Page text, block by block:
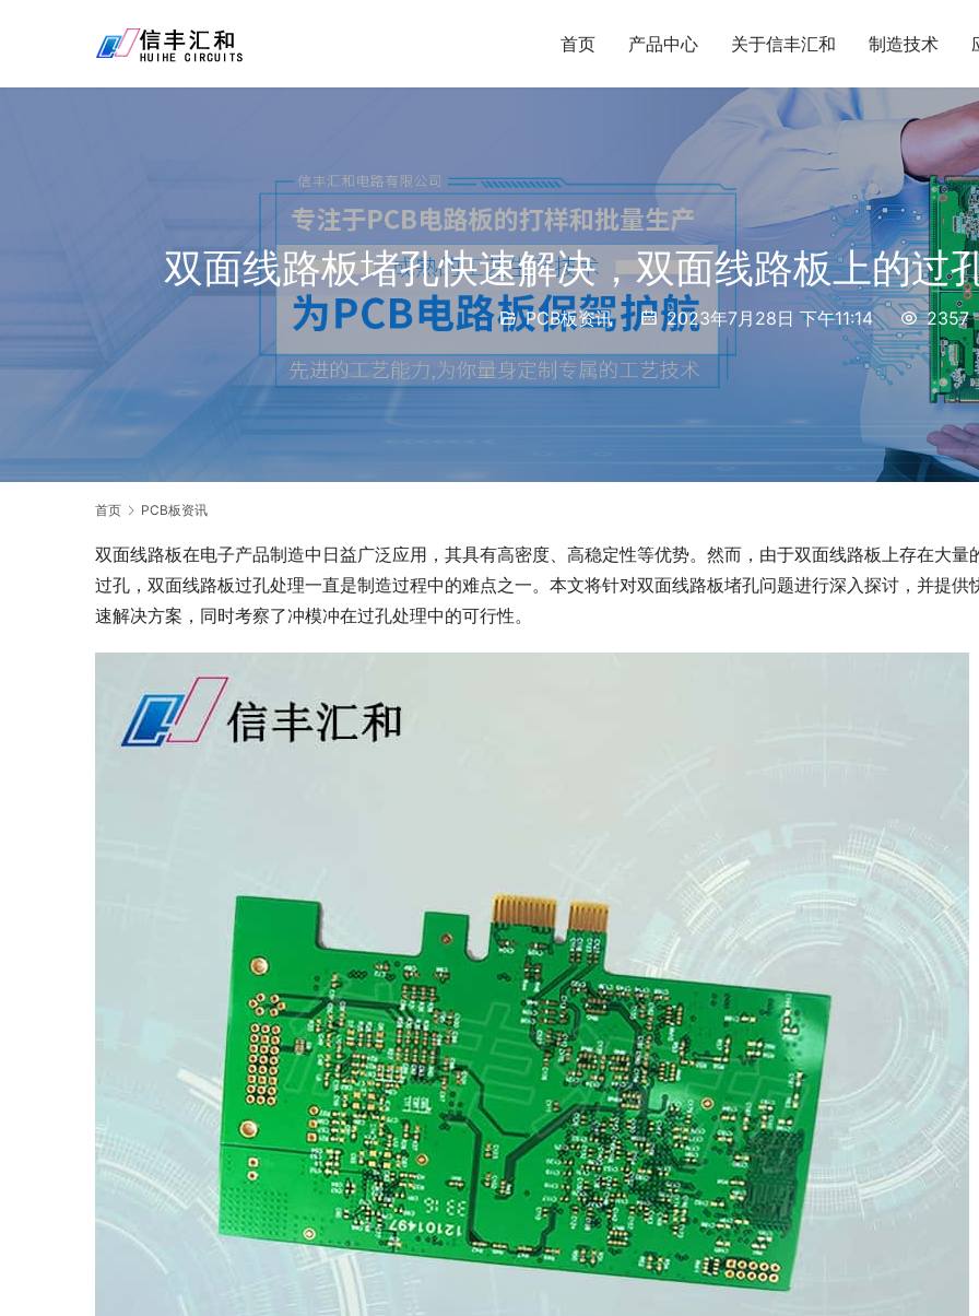
首页 产品中心 关于信丰汇和 制造技术
双面线路板堵孔快速解决，双面线路板上的过
PCB板资讯 2023年7月28日 下午11:14 2357
首页 PCB板资讯
双面线路板在电子产品制造中日益广泛应用，其具有高密度、高稳定性等优势。然而，由于双面线路板上存在大量
过孔，双面线路板过孔处理一直是制造过程中的难点之一。本文将针对双面线路板堵孔问题进行深入探讨，并提供
速解决方案，同时考察了冲模冲在过孔处理中的可行性。